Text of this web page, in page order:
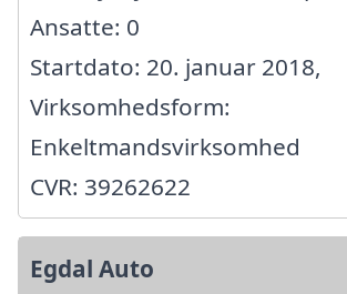
Ansatte: 0
Startdato: 20. januar 2018,
Virksomhedsform:
Enkeltmandsvirksomhed
CVR: 39262622
Egdal Auto